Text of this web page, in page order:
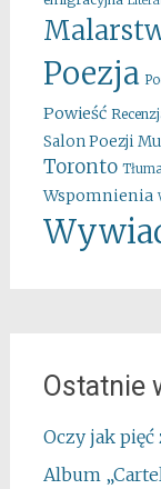
Poezja
Powieść
Salon Poezji
Toronto
Wspomnienia
Ostatnie
Oczy jak pięć
Album